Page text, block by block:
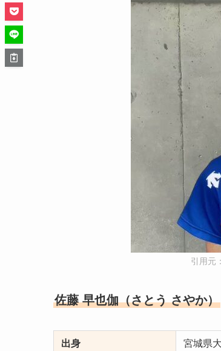
引用元
佐藤 早也伽（さとう さやか）
出身 宮城県